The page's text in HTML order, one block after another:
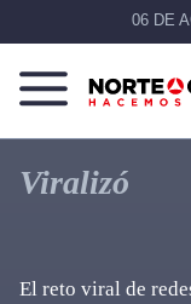
06 DE
Norte
De
Chihuahua
Más
que
noticias,
Viralizó
El reto viral de